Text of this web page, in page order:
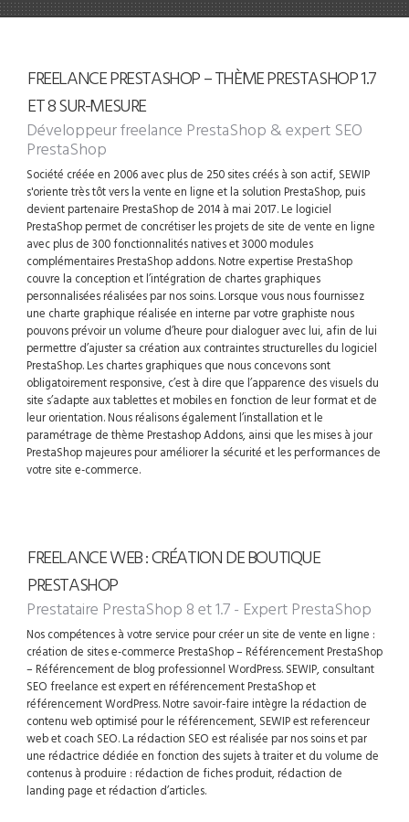
FREELANCE PRESTASHOP – THÈME PRESTASHOP 1.7
ET 8 SUR-MESURE
Développeur freelance PrestaShop & expert SEO
PrestaShop
Société créée en 2006 avec plus de 250 sites créés à son actif, SEWIP
s'oriente très tôt vers la vente en ligne et la solution PrestaShop, puis
devient partenaire PrestaShop de 2014 à mai 2017. Le logiciel
PrestaShop permet de concrétiser les projets de site de vente en ligne
avec plus de 300 fonctionnalités natives et 3000 modules
complémentaires PrestaShop addons. Notre expertise PrestaShop
couvre la conception et l’intégration de chartes graphiques
personnalisées réalisées par nos soins. Lorsque vous nous fournissez
une charte graphique réalisée en interne par votre graphiste nous
pouvons prévoir un volume d’heure pour dialoguer avec lui, afin de lui
permettre d’ajuster sa création aux contraintes structurelles du logiciel
PrestaShop. Les chartes graphiques que nous concevons sont
obligatoirement responsive, c’est à dire que l’apparence des visuels du
site s’adapte aux tablettes et mobiles en fonction de leur format et de
leur orientation. Nous réalisons également l’installation et le
paramétrage de thème Prestashop Addons, ainsi que les mises à jour
PrestaShop majeures pour améliorer la sécurité et les performances de
votre site e-commerce.
FREELANCE WEB : CRÉATION DE BOUTIQUE
PRESTASHOP
Prestataire PrestaShop 8 et 1.7 - Expert PrestaShop
Nos compétences à votre service pour créer un site de vente en ligne :
création de sites e-commerce PrestaShop – Référencement PrestaShop
– Référencement de blog professionnel WordPress. SEWIP, consultant
SEO freelance est expert en référencement PrestaShop et
référencement WordPress. Notre savoir-faire intègre la rédaction de
contenu web optimisé pour le référencement, SEWIP est referenceur
web et coach SEO. La rédaction SEO est réalisée par nos soins et par
une rédactrice dédiée en fonction des sujets à traiter et du volume de
contenus à produire : rédaction de fiches produit, rédaction de
landing page et rédaction d’articles.